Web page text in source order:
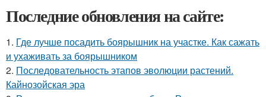
Последние обновления на сайте:
1. Где лучше посадить боярышник на участке. Как сажать
и ухаживать за боярышником
2. Последовательность этапов эволюции растений.
Кайнозойская эра